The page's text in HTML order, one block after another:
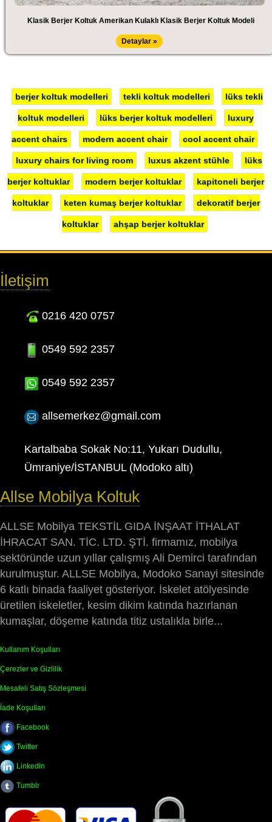
Klasik Berjer Koltuk Amerikan Kulaklı Klasik Berjer Koltuk Modeli
Detaylar »
berjer koltuk modelleri tekli koltuk modelleri lüks tekli
koltuk modelleri lüks berjer koltuk modelleri luxury
accent chairs modern accent chair cool accent chair
luxury chairs for living room luxus akzent stühle lüks
berjer koltuklar modern berjer koltuklar kapitoneli berjer
koltuklar keten kumaş berjer koltuklar dekoratif berjer
koltuklar ahşap berjer koltuklar
İletişim
0216 420 0757
0549 592 2357
0549 592 2357
allsemerkez@gmail.com
Kartalbaba Sokak No:11, Yukarı Dudullu,
Ümraniye/İSTANBUL (Modoko altı)
Allse Mobilya Koltuk
ALLSE Mobilya TEKSTİL GIDA İNŞAAT İTHALAT
İHRACAT SAN. TİC. LTD. ŞTİ. firmamız, mobilya
sektöründe uzun yıllar çalışmış Ali Demirci tarafından
kurulmuştur. ALLSE Mobilya, Modoko Sanayi sitesinde
6 katlı binada faaliyet gösteriyor. İskelet atölyesinde
üretilen iskeletler, kesim dikim katında hazırlanan
kumaşlar, döşeme katında titiz ustalıkla birle...
Kullanım Koşulları
Çerezler ve Gizlilik
Mesafeli Satış Sözleşmesi
İade Koşulları
Facebook
Twitter
LinkedIn
Tumblr